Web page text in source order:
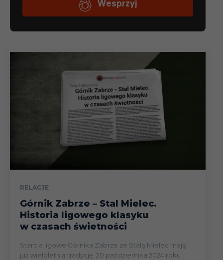
RELACJE
Górnik Zabrze – Stal Mielec.
Historia ligowego klasyku
w czasach świetności
Starcia ligowe Górnika Zabrze ze Stalą Mielec mają
już wieloletnią tradycję. 20 października 2024 roku